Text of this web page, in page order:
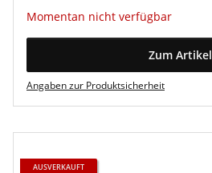
Momentan nicht verfügbar
Zum Artikel
Angaben zur Produktsicherheit
AUSVERKAUFT